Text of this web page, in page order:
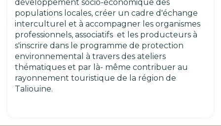
développement socio-économique des
populations locales, créer un cadre d'échange
interculturel et à accompagner les organismes
professionnels, associatifs et les producteurs à
s'inscrire dans le programme de protection
environnemental à travers des ateliers
thématiques et par là- même contribuer au
rayonnement touristique de la région de
Taliouine.